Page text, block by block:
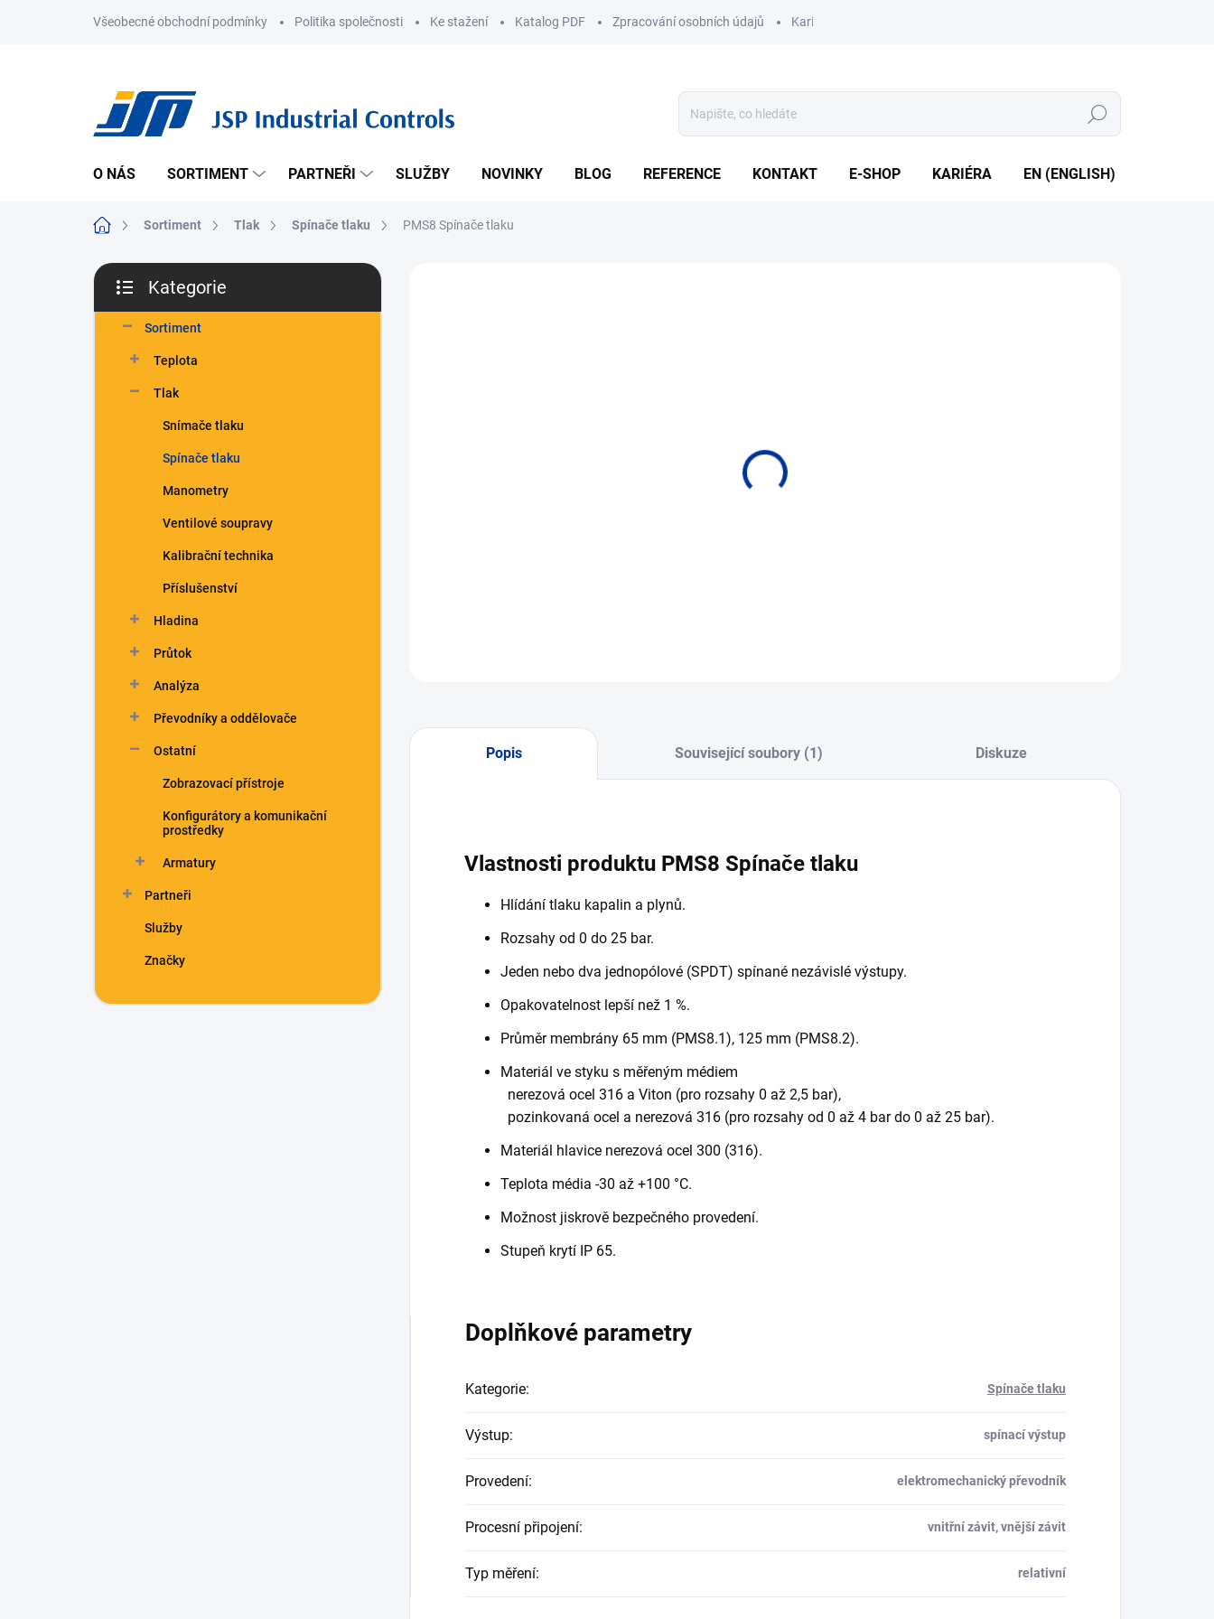
Všeobecné obchodní podmínky Politika společnosti Ke stažení Katalog PDF Zpracování osobních údajů Kariéra
Hledat
O NÁS SORTIMENT PARTNEŘI SLUŽBY NOVINKY BLOG REFERENCE KONTAKT E-SHOP KARIÉRA EN (ENGLISH)
Domů Sortiment Tlak Spínače tlaku PMS8 Spínače tlaku
P
s
kategorie
Kategorie
Sortiment
Teplota
Tlak
Snímače tlaku
Spínače tlaku
Manometry
Ventilové soupravy
Kalibrační technika
Příslušenství
Hladina
Průtok
Analýza
Převodníky a oddělovače
Ostatní
Zobrazovací přístroje
Konfigurátory a komunikační
prostředky
Armatury
Partneři
Služby
Značky
Popis Související soubory (1) Diskuze
Vlastnosti produktu PMS8 Spínače tlaku
Hlídání tlaku kapalin a plynů.
Rozsahy od 0 do 25 bar.
Jeden nebo dva jednopólové (SPDT) spínané nezávislé výstupy.
Opakovatelnost lepší než 1 %.
Průměr membrány 65 mm (PMS8.1), 125 mm (PMS8.2).
Materiál ve styku s měřeným médiem
nerezová ocel 316 a Viton (pro rozsahy 0 až 2,5 bar),
pozinkovaná ocel a nerezová 316 (pro rozsahy od 0 až 4 bar do 0 až 25 bar).
Materiál hlavice nerezová ocel 300 (316).
Teplota média -30 až +100 °C.
Možnost jiskrově bezpečného provedení.
Stupeň krytí IP 65.
Doplňkové parametry
Kategorie: Spínače tlaku
Výstup: spínací výstup
Provedení: elektromechanický převodník
Procesní připojení: vnitřní závit, vnější závit
Typ měření: relativní